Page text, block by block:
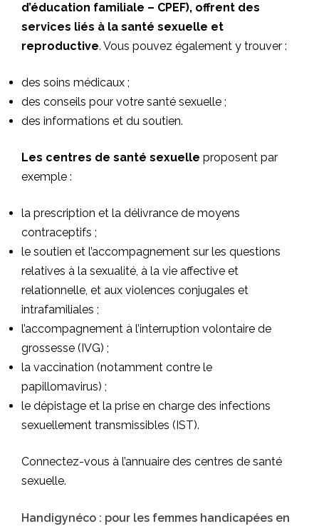
d’éducation familiale – CPEF), offrent des
services liés à la santé sexuelle et
reproductive. Vous pouvez également y trouver :
des soins médicaux ;
des conseils pour votre santé sexuelle ;
des informations et du soutien.
Les centres de santé sexuelle proposent par
exemple :
la prescription et la délivrance de moyens
contraceptifs ;
le soutien et l’accompagnement sur les questions
relatives à la sexualité, à la vie affective et
relationnelle, et aux violences conjugales et
intrafamiliales ;
l’accompagnement à l’interruption volontaire de
grossesse (IVG) ;
la vaccination (notamment contre le
papillomavirus) ;
le dépistage et la prise en charge des infections
sexuellement transmissibles (IST).
Connectez-vous à l’annuaire des centres de santé
sexuelle.
Handigynéco : pour les femmes handicapées en